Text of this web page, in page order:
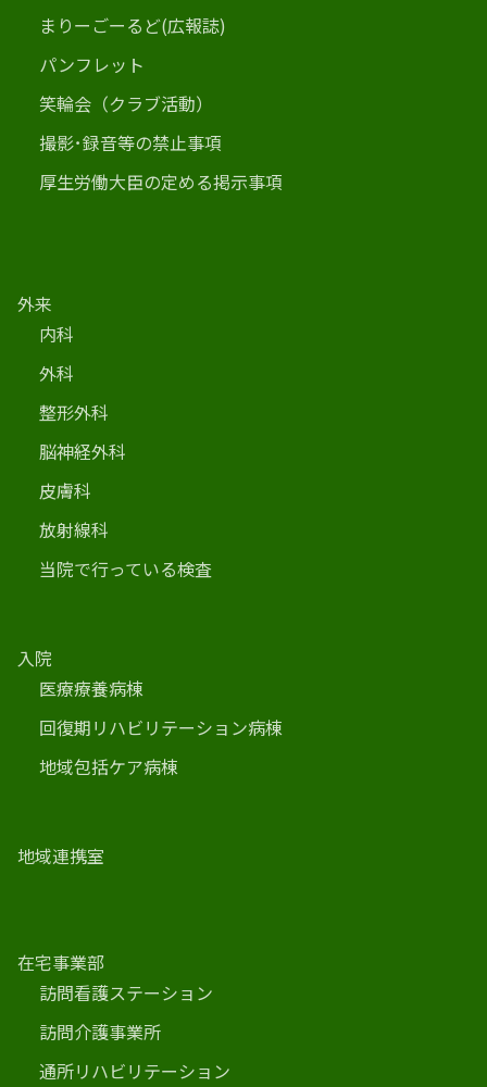
まりーごーるど(広報誌)
パンフレット
笑輪会（クラブ活動）
撮影･録音等の禁止事項
厚生労働大臣の定める掲示事項
外来
内科
外科
整形外科
脳神経外科
皮膚科
放射線科
当院で行っている検査
入院
医療療養病棟
回復期リハビリテーション病棟
地域包括ケア病棟
地域連携室
在宅事業部
訪問看護ステーション
訪問介護事業所
通所リハビリテーション